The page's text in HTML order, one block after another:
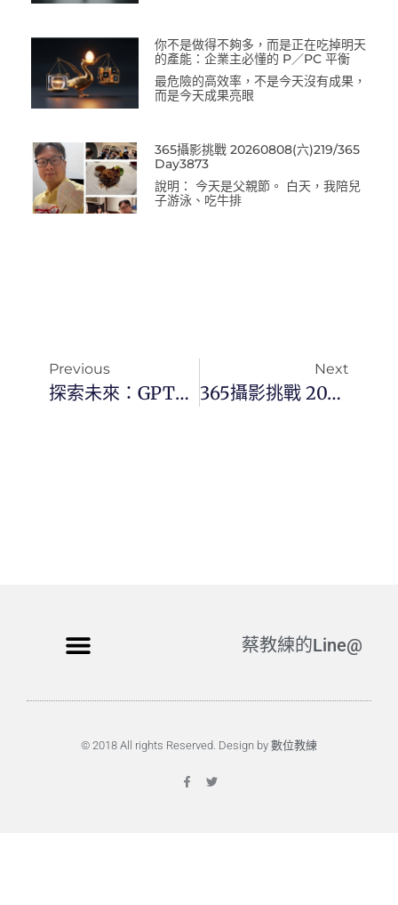
你不是做得不夠多，而是正在吃掉明天
的產能：企業主必懂的 P／PC 平衡
最危險的高效率，不是今天沒有成果，
而是今天成果亮眼
365攝影挑戰 20260808(六)219/365
Day3873
說明： 今天是父親節。 白天，我陪兒
子游泳、吃牛排
Previous
探索未來：GPT如何重新定義人工智慧的邊界
Next
365攝影挑戰 20240302(六) 062/365 Day2965
蔡教練的Line@
© 2018 All rights Reserved. Design by 數位教練